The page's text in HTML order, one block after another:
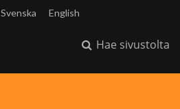
Svenska English
Hae sivustolta